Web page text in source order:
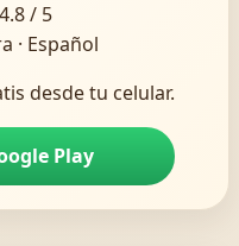
4.8 / 5
· Español
desde tu celular.
Play